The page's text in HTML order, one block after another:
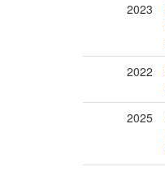
2023
2022
2025